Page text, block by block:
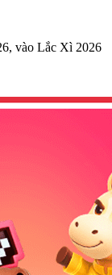
vào Lắc Xì 2026